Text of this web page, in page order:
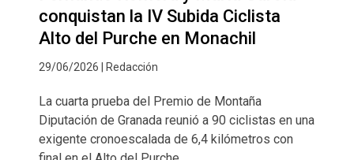
conquistan la IV Subida Ciclista
Alto del Purche en Monachil
29/06/2026 | Redacción
La cuarta prueba del Premio de Montaña
Diputación de Granada reunió a 90 ciclistas en una
exigente cronoescalada de 6,4 kilómetros con